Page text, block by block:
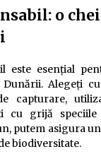
o
este esențial
Alegeți
capturare,
cu grijă speciile
putem asigura
biodiversitate.